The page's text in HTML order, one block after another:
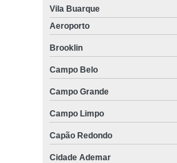
Vila Buarque
Aeroporto
Brooklin
Campo Belo
Campo Grande
Campo Limpo
Capão Redondo
Cidade Ademar